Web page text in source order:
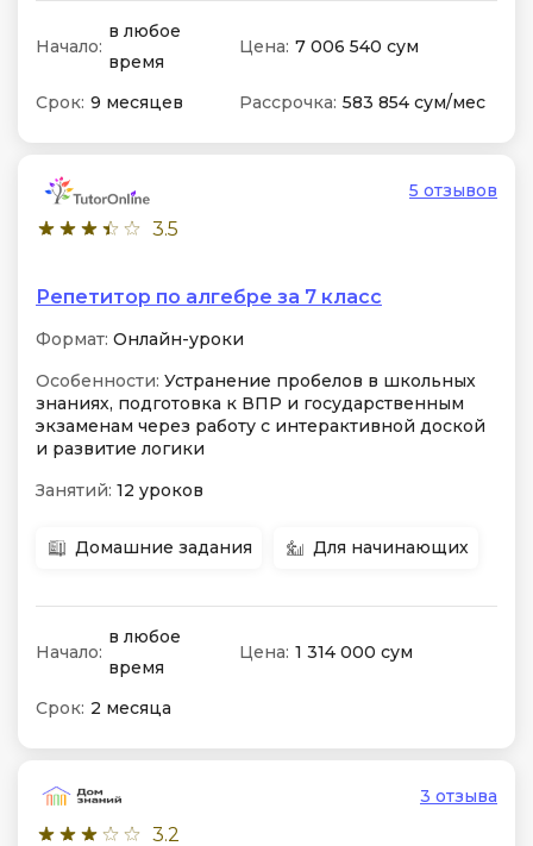
Начало:
в любое
время
Цена: 7 006 540 сум
Срок: 9 месяцев Рассрочка: 583 854 сум/мес
3.5
5 отзывов
Репетитор по алгебре за 7 класс
Формат: Онлайн-уроки
Особенности: Устранение пробелов в школьных
знаниях, подготовка к ВПР и государственным
экзаменам через работу с интерактивной доской
и развитие логики
Занятий: 12 уроков
Домашние задания Для начинающих
Начало:
в любое
время
Цена: 1 314 000 сум
Срок: 2 месяца
3.2
3 отзыва